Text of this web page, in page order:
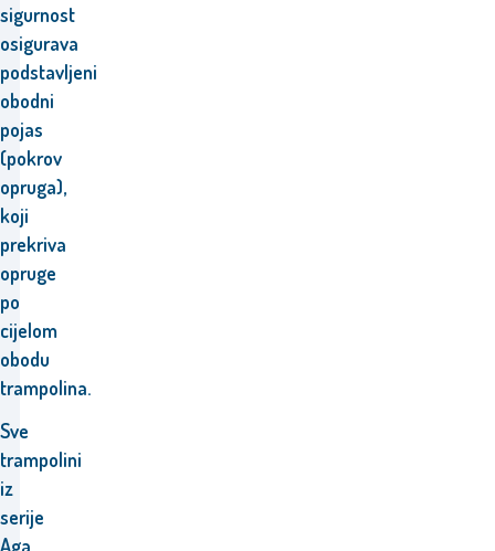
sigurnost
osigurava
podstavljeni
obodni
pojas
(pokrov
opruga),
koji
prekriva
opruge
po
cijelom
obodu
trampolina.
Sve
trampolini
iz
serije
Aga